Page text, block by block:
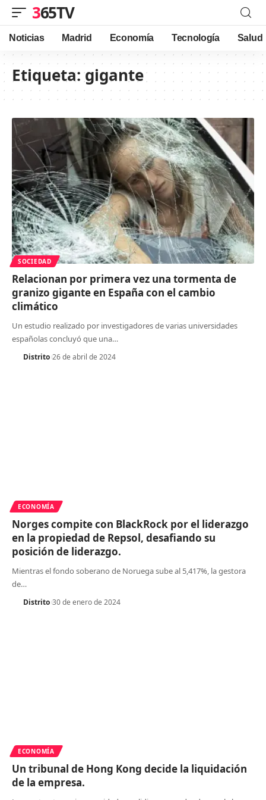
365TV
Noticias Madrid Economía Tecnología Salud
Etiqueta:gigante
SOCIEDAD
Relacionan por primera vez una tormenta de
granizo gigante en España con el cambio
climático
Un estudio realizado por investigadores de varias universidades
españolas concluyó que una…
Distrito 26 de abril de 2024
ECONOMÍA
Norges compite con BlackRock por el liderazgo
en la propiedad de Repsol, desafiando su
posición de liderazgo.
Mientras el fondo soberano de Noruega sube al 5,417%, la gestora
de…
Distrito 30 de enero de 2024
ECONOMÍA
Un tribunal de Hong Kong decide la liquidación
de la empresa.